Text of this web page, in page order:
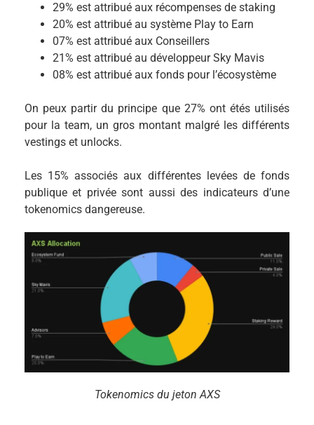
29% est attribué aux récompenses de staking
20% est attribué au système Play to Earn
07% est attribué aux Conseillers
21% est attribué au développeur Sky Mavis
08% est attribué aux fonds pour l’écosystème
On peux partir du principe que 27% ont étés utilisés
pour la team, un gros montant malgré les différents
vestings et unlocks.
Les 15% associés aux différentes levées de fonds
publique et privée sont aussi des indicateurs d’une
tokenomics dangereuse.
Tokenomics du jeton AXS